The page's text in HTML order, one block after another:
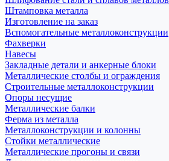
Штамповка металла
Изготовление на заказ
Вспомогательные металлоконструкции
Фахверки
Навесы
Закладные детали и анкерные блоки
Металлические столбы и ограждения
Строительные металлоконструкции
Опоры несущие
Металлические балки
Ферма из металла
Металлоконструкции и колонны
Стойки металлические
Металлические прогоны и связи